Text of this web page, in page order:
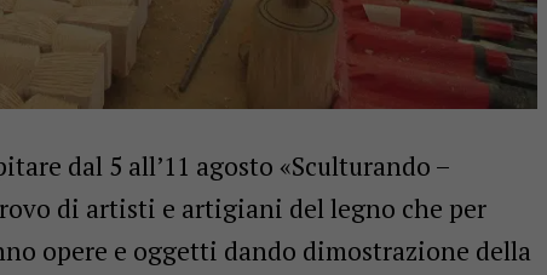
dal 5 all’11 agosto «Sculturando –
di artisti e artigiani del legno che per
opere e oggetti dando dimostrazione della